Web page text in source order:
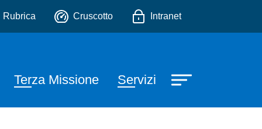
Rubrica Cruscotto Intranet
Terza Missione Servizi